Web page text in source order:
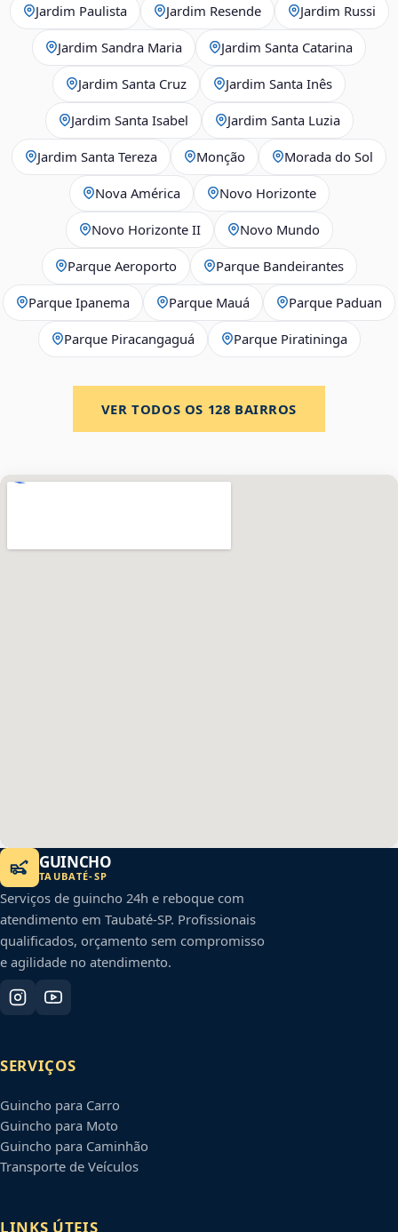
Jardim Paulista Jardim Resende Jardim Russi
Jardim Sandra Maria Jardim Santa Catarina
Jardim Santa Cruz Jardim Santa Inês
Jardim Santa Isabel Jardim Santa Luzia
Jardim Santa Tereza Monção Morada do Sol
Nova América Novo Horizonte
Novo Horizonte II Novo Mundo
Parque Aeroporto Parque Bandeirantes
Parque Ipanema Parque Mauá Parque Paduan
Parque Piracangaguá Parque Piratininga
VER TODOS OS 128 BAIRROS
GUINCHO
TAUBATÉ-SP
Serviços de guincho 24h e reboque com
atendimento em Taubaté-SP. Profissionais
qualificados, orçamento sem compromisso
e agilidade no atendimento.
SERVIÇOS
Guincho para Carro
Guincho para Moto
Guincho para Caminhão
Transporte de Veículos
LINKS ÚTEIS